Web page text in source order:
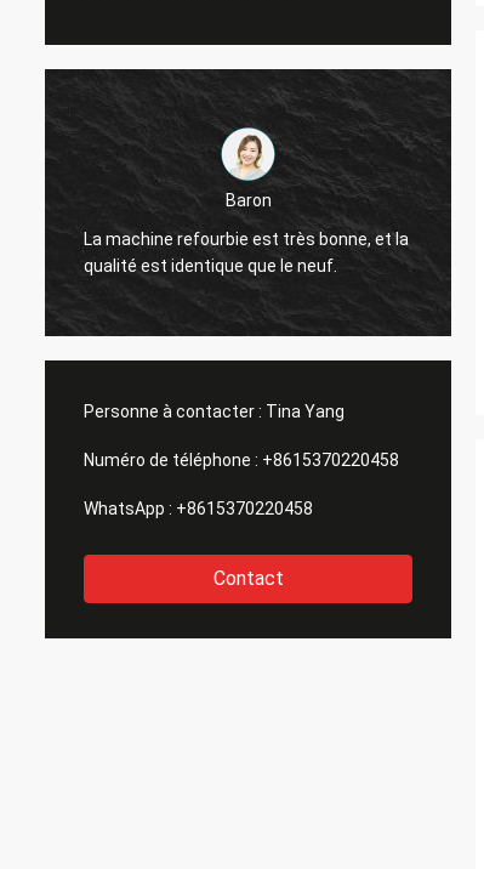
Baron
La machine refourbie est très bonne, et la
qualité est identique que le neuf.
Personne à contacter : Tina Yang
Numéro de téléphone : +8615370220458
WhatsApp : +8615370220458
Contact